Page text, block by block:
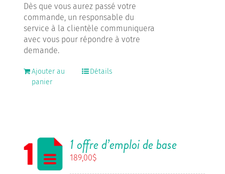
Dès que vous aurez passé votre
commande, un responsable du
service à la clientèle communiquera
avec vous pour répondre à votre
demande.
Ajouter au
panier
Détails
1 offre d’emploi de base
189,00$